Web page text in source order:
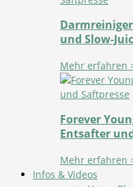
und Slow-
Mehr erfahren
Forever
Entsafter
Mehr erfahren
Infos & Videos